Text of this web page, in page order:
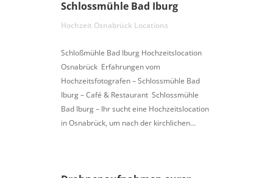
Schlossmühle Bad Iburg
Hochzeit Osnabrück Locations
Schloßmühle Bad Iburg Hochzeitslocation
Osnabrück Erfahrungen vom
Hochzeitsfotografen – Schlossmühle Bad
Iburg – Café & Restaurant Schlossmühle
Bad Iburg – Ihr sucht eine Hochzeitslocation
in Osnabrück, um nach der kirchlichen...